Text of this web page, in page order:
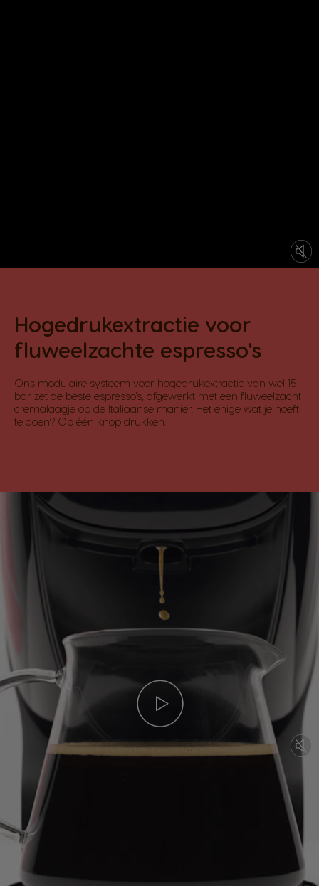
Hogedrukextractie voor
fluweelzachte espresso's
Ons modulaire systeem voor hogedrukextractie van wel 15
bar zet de beste espresso's, afgewerkt met een fluweelzacht
cremalaagje op de Italiaanse manier. Het enige wat je hoeft
te doen? Op één knop drukken.
NIEUW: slow-brew extractie
voor op filterkoffie
geïnspireerde dranken